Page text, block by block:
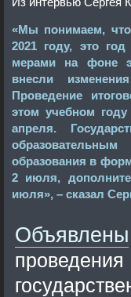
«Мы понимаем,
2021 году, это год непростой. В связи с принятыми
мерами на фоне
внесли
Проведение итогового сочинения или изложения в
этом учебном году
апреля.
образования в формате ЕГЭ должна
2 июля,
июля», – сказал
Объявлены